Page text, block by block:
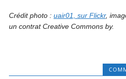
Crédit photo : uair01, sur Flickr,
un contrat Creative Commons by.